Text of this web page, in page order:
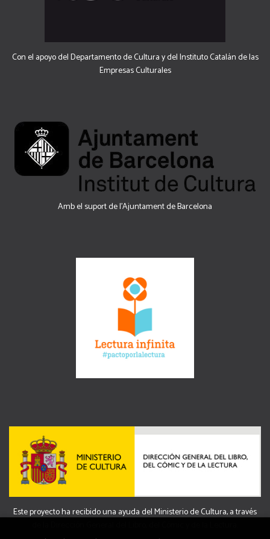
Con el apoyo del Departamento de Cultura y del Instituto Catalán de las
Empresas Culturales
Amb el suport de l’Ajuntament de Barcelona
Este proyecto ha recibido una ayuda del Ministerio de Cultura, a través